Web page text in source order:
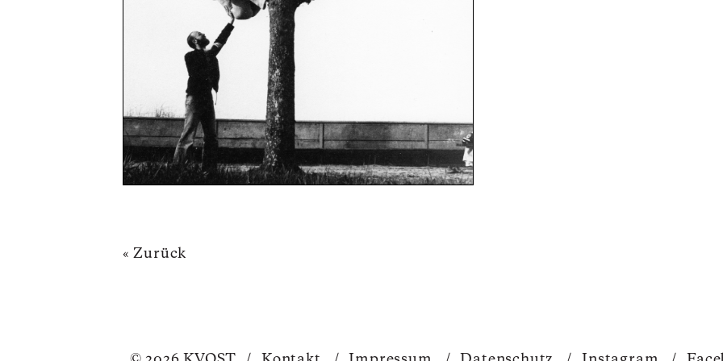
« Zurück